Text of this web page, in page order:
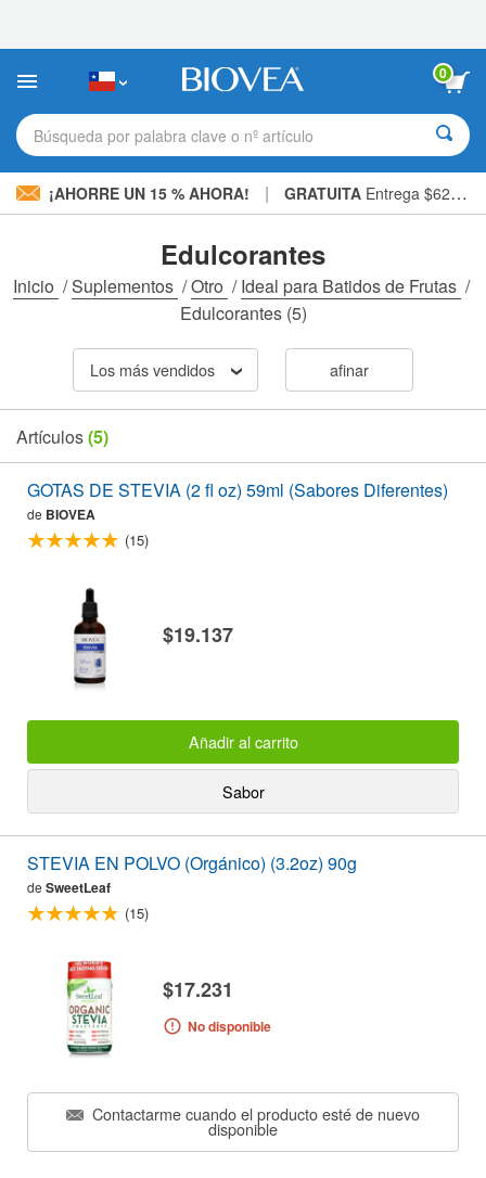
sitio
incluye
sistema
de
0
Búsqueda por palabra clave o nº artículo
¡AHORRE UN 15 % AHORA! | GRATUITA Entrega $62.700 »
Edulcorantes
Inicio /Suplementos /Otro /Ideal para Batidos de Frutas /
Edulcorantes(5)
Los más vendidos afinar
Artículos(5)
GOTAS DE STEVIA (2 fl oz) 59ml (Sabores Diferentes)
de BIOVEA
(15)
$19.137
Añadir al carrito
Sabor
STEVIA EN POLVO (Orgánico) (3.2oz) 90g
de SweetLeaf
(15)
$17.231
No disponible
Contactarme cuando el producto esté de nuevo
disponible